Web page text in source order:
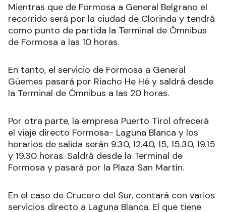
Mientras que de Formosa a General Belgrano el
recorrido será por la ciudad de Clorinda y tendrá
como punto de partida la Terminal de Ómnibus
de Formosa a las 10 horas.
En tanto, el servicio de Formosa a General
Güemes pasará por Riacho He Hé y saldrá desde
la Terminal de Ómnibus a las 20 horas.
Por otra parte, la empresa Puerto Tirol ofrecerá
el viaje directo Formosa- Laguna Blanca y los
horarios de salida serán 9.30, 12.40, 15, 15.30, 19.15
y 19.30 horas. Saldrá desde la Terminal de
Formosa y pasará por la Plaza San Martín.
En el caso de Crucero del Sur, contará con varios
servicios directo a Laguna Blanca. El que tiene